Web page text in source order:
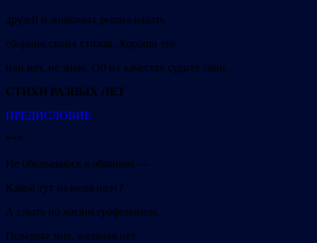
друзей и знакомых решил издать
сборник своих стихов. Хорошо это
или нет, не знаю. Об их качестве судите сами.
СТИХИ РАЗНЫХ ЛЕТ
ПРЕДИСЛОВИЕ
***
Не обольщаюсь я обманом —
Какой тут из меня поэт?
А слыть по жизни графоманом,
Поверьте мне, желанья нет.